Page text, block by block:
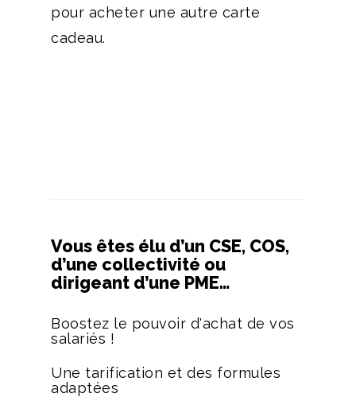
pour acheter une autre carte
cadeau.
Vous êtes élu d’un CSE, COS,
d’une collectivité ou
dirigeant d’une PME…
Boostez le pouvoir d'achat de vos
salariés !
Une tarification et des formules
adaptées